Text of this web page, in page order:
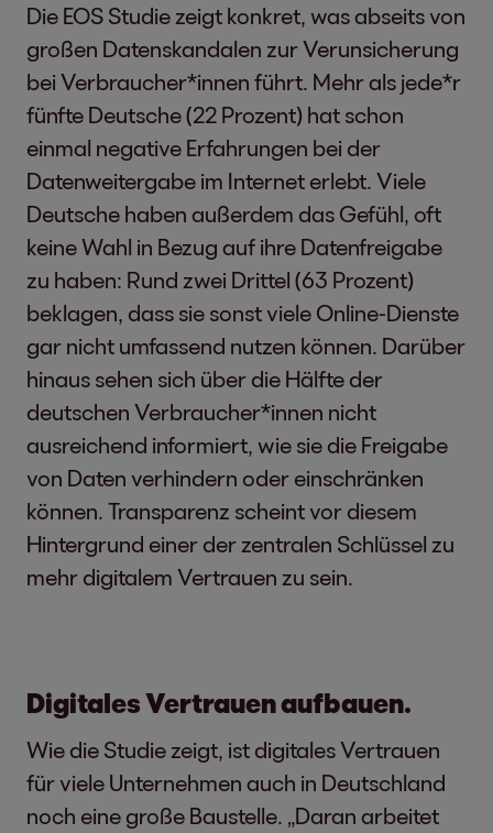
Die EOS Studie zeigt konkret, was abseits von
großen Datenskandalen zur Verunsicherung
bei Verbraucher*innen führt. Mehr als jede*r
fünfte Deutsche (22 Prozent) hat schon
einmal negative Erfahrungen bei der
Datenweitergabe im Internet erlebt. Viele
Deutsche haben außerdem das Gefühl, oft
keine Wahl in Bezug auf ihre Datenfreigabe
zu haben: Rund zwei Drittel (63 Prozent)
beklagen, dass sie sonst viele Online-Dienste
gar nicht umfassend nutzen können. Darüber
hinaus sehen sich über die Hälfte der
deutschen Verbraucher*innen nicht
ausreichend informiert, wie sie die Freigabe
von Daten verhindern oder einschränken
können. Transparenz scheint vor diesem
Hintergrund einer der zentralen Schlüssel zu
mehr digitalem Vertrauen zu sein.
Digitales Vertrauen aufbauen.
Wie die Studie zeigt, ist digitales Vertrauen
für viele Unternehmen auch in Deutschland
noch eine große Baustelle. „Daran arbeitet